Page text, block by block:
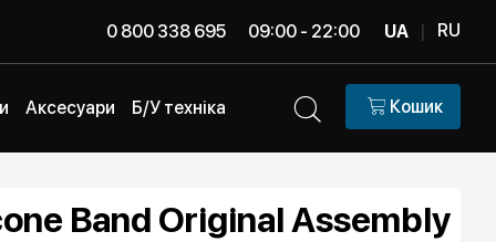
0 800 338 695 09:00 - 22:00 UA | RU
Аксесуари Б/У техніка Кошик
Band Original Assembly